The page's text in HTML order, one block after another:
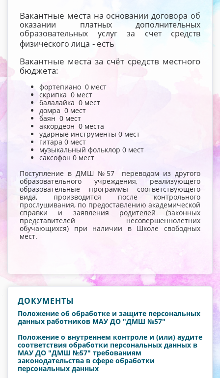
Вакантные места на основании договора об
оказании платных дополнительных
образовательных услуг за счет средств
физического лица - есть
Вакантные места за счёт средств местного
бюджета:
фортепиано 0 мест
скрипка 0 мест
балалайка 0 мест
домра 0 мест
баян 0 мест
аккордеон 0 места
ударные инструменты 0 мест
гитара 0 мест
музыкальный фольклор 0 мест
саксофон 0 мест
Поступление в ДМШ №57 переводом из другого
образовательного учреждения, реализующего
образовательные программы соответствующего
вида, производится после контрольного
прослушивания, по предоставлению академической
справки и заявления родителей (законных
представителей несовершеннолетних
обучающихся) при наличии в Школе свободных
мест.
ДОКУМЕНТЫ
Положение об обработке и защите персональных
данных работников МАУ ДО "ДМШ №57"
Положение о внутреннем контроле и (или) аудите
соответствия обработки персональных данных в
МАУ ДО "ДМШ №57" требованиям
законодательства в сфере обработки
персональных данных